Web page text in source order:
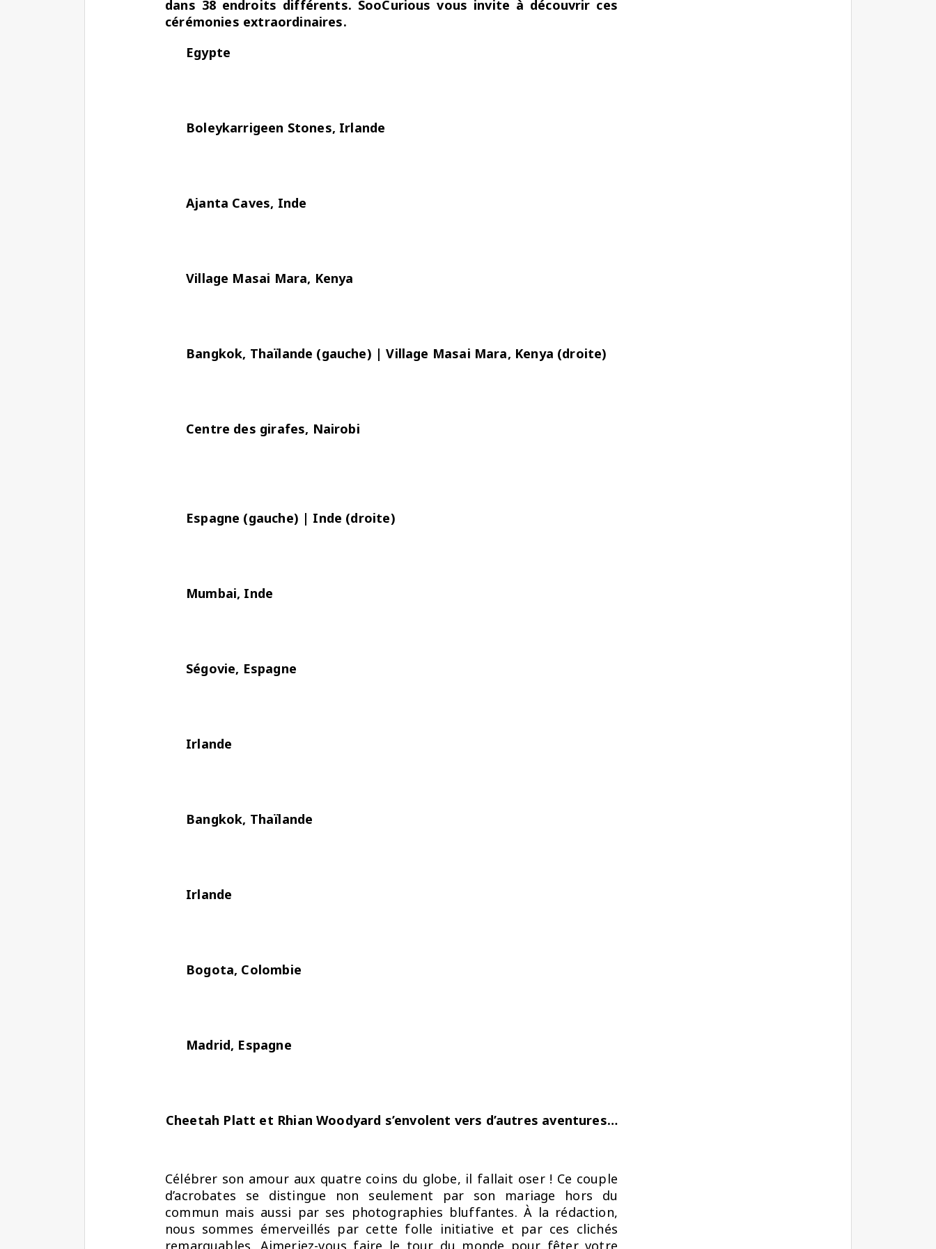
dans 38 endroits différents. SooCurious vous invite à découvrir ces
cérémonies extraordinaires.
Egypte
Boleykarrigeen Stones, Irlande
Ajanta Caves, Inde
Village Masai Mara, Kenya
Bangkok, Thaïlande (gauche) | Village Masai Mara, Kenya (droite)
Centre des girafes, Nairobi
Espagne (gauche) | Inde (droite)
Mumbai, Inde
Ségovie, Espagne
Irlande
Bangkok, Thaïlande
Irlande
Bogota, Colombie
Madrid, Espagne
Cheetah Platt et Rhian Woodyard s’envolent vers d’autres aventures…
Célébrer son amour aux quatre coins du globe, il fallait oser ! Ce couple
d’acrobates se distingue non seulement par son mariage hors du
commun mais aussi par ses photographies bluffantes. À la rédaction,
nous sommes émerveillés par cette folle initiative et par ces clichés
remarquables. Aimeriez-vous faire le tour du monde pour fêter votre